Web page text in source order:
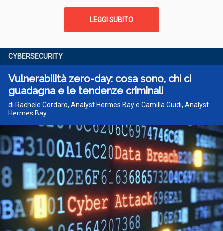
LEGGI SUBITO
CYBERSECURITY
Vulnerabilità zero-day: cosa sono, chi ci
guadagna e le tendenze criminali
di Rachele Cordaro, Analyst Hermes Bay e Camilla Guidi, Analyst
Hermes Bay